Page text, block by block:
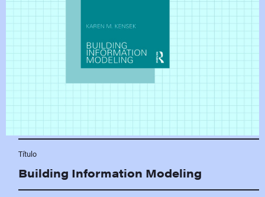
Título
Building Information Modeling